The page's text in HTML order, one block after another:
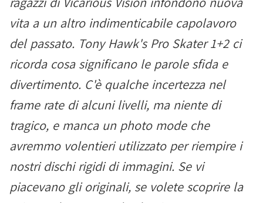
vita a un altro indimenticabile capolavoro
del passato. Tony Hawk's Pro Skater 1+2 ci
ricorda cosa significano le parole sfida e
divertimento. C'è qualche incertezza nel
frame rate di alcuni livelli, ma niente di
tragico, e manca un photo mode che
avremmo volentieri utilizzato per riempire i
nostri dischi rigidi di immagini. Se vi
piacevano gli originali, se volete scoprire la